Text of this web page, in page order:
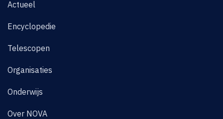
Actueel
Encyclopedie
Telescopen
Organisaties
Onderwijs
Over NOVA